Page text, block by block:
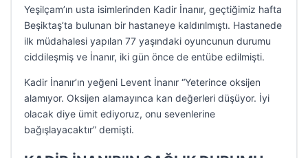
Yeşilçam’ın usta isimlerinden Kadir İnanır, geçtiğimiz hafta
Beşiktaş’ta bulunan bir hastaneye kaldırılmıştı. Hastanede
ilk müdahalesi yapılan 77 yaşındaki oyuncunun durumu
ciddileşmiş ve İnanır, iki gün önce de entübe edilmişti.
Kadir İnanır’ın yeğeni Levent İnanır “Yeterince oksijen
alamıyor. Oksijen alamayınca kan değerleri düşüyor. İyi
olacak diye ümit ediyoruz, onu sevenlerine
bağışlayacaktır” demişti.